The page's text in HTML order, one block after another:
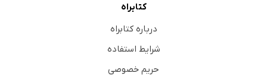
کتابراه
درباره کتابراه
شرایط استفاده
حریم خصوصی